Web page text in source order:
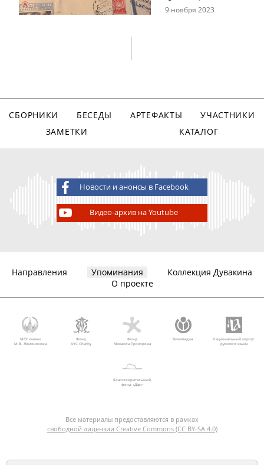
9 ноября 2023
СБОРНИКИ БЕСЕДЫ АРТЕФАКТЫ
УЧАСТНИКИ
ЗАМЕТКИ
КАТАЛОГ
Новости и анонсы в Facebook
Видео-архив на Youtube
Направления Упоминания
Коллекция Дувакина
О проекте
МГУ имени
М.В. Ломоносова
Фонд
AVC Charity
Фонд
Михаила Прохорова
Викимедиа
Национальный корпус
русского языка
Благотворительный
фонд «Дар»
Все материалы предоставляются в рамках
свободной лицензии Creative Commons (CC BY-SA 4.0)